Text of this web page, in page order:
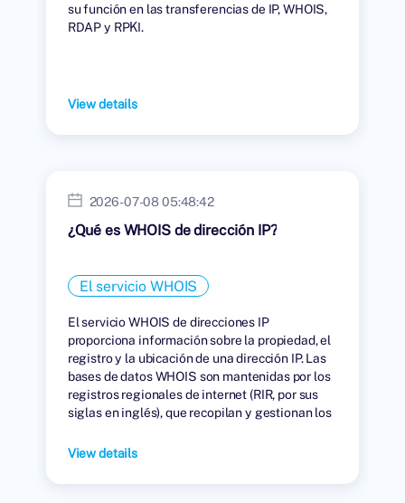
su función en las transferencias de IP, WHOIS,
RDAP y RPKI.
View details
2026-07-08 05:48:42
¿Qué es WHOIS de dirección IP?
El servicio WHOIS
El servicio WHOIS de direcciones IP
proporciona información sobre la propiedad, el
registro y la ubicación de una dirección IP. Las
bases de datos WHOIS son mantenidas por los
registros regionales de internet (RIR, por sus
siglas en inglés), que recopilan y gestionan los
que se les han asignado direcciones IP.
View details